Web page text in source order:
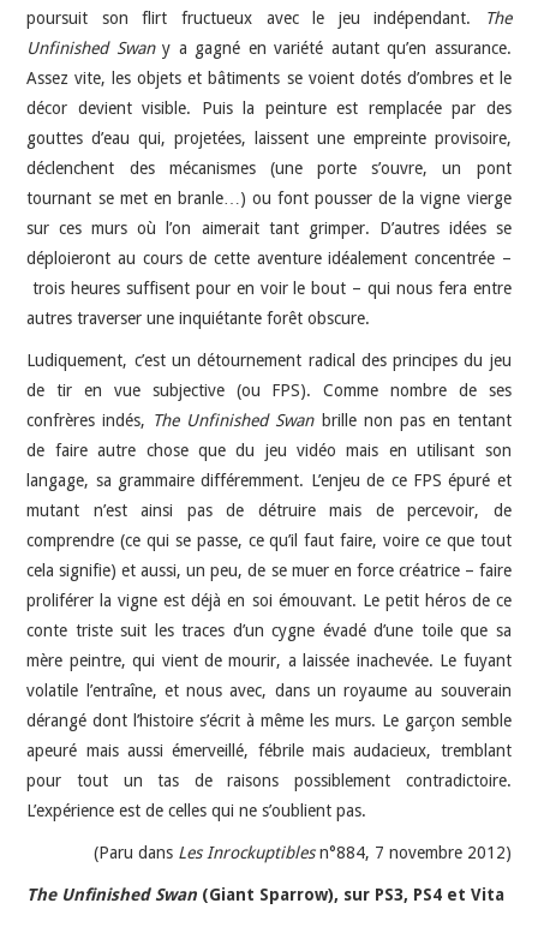
poursuit son flirt fructueux avec le jeu indépendant.
The
Unfinished Swany a gagné en variété autant qu’en assurance.
Assez vite, les objets et bâtiments se voient dotés d’ombres et le
décor devient visible. Puis la peinture est remplacée par des
gouttes d’eau qui, projetées, laissent une empreinte provisoire,
déclenchent des mécanismes (une porte s’ouvre, un pont
tournant se met en branle…) ou font pousser de la vigne vierge
sur ces murs où l’on aimerait tant grimper. D’autres idées se
déploieront au cours de cette aventure idéalement concentrée –
trois heures suffisent pour en voir le bout – qui nous fera entre
autres traverser une inquiétante forêt obscure.
Ludiquement, c’est un détournement radical des principes du jeu
de tir en vue subjective (ou FPS). Comme nombre de ses
confrères indés, The Unfinished Swanbrille non pas en tentant
de faire autre chose que du jeu vidéo mais en utilisant son
langage, sa grammaire différemment. L’enjeu de ce FPS épuré et
mutant n’est ainsi pas de détruire mais de percevoir, de
comprendre (ce qui se passe, ce qu’il faut faire, voire ce que tout
cela signifie) et aussi, un peu, de se muer en force créatrice – faire
proliférer la vigne est déjà en soi émouvant. Le petit héros de ce
conte triste suit les traces d’un cygne évadé d’une toile que sa
mère peintre, qui vient de mourir, a laissée inachevée. Le fuyant
volatile l’entraîne, et nous avec, dans un royaume au souverain
dérangé dont l’histoire s’écrit à même les murs. Le garçon semble
apeuré mais aussi émerveillé, fébrile mais audacieux, tremblant
pour tout un tas de raisons possiblement contradictoire.
L’expérience est de celles qui ne s’oublient pas.
(Paru dans Les Inrockuptiblesn°884, 7 novembre 2012)
The Unfinished Swan (Giant Sparrow), sur PS3, PS4 et Vita